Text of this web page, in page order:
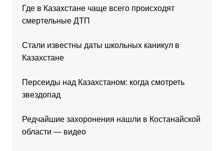
Где в Казахстане чаще всего происходят
смертельные ДТП
Стали известны даты школьных каникул в
Казахстане
Персеиды над Казахстаном: когда смотреть
звездопад
Редчайшие захоронения нашли в Костанайской
области — видео